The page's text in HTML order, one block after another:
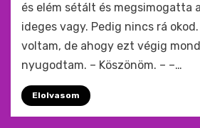
és elém sétált és megsimogatta
ideges vagy. Pedig nincs rá
voltam, de ahogy ezt végig
nyugodtam. – Köszönöm. – –…
Elolvasom